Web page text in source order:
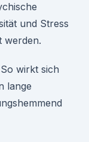
und Stress
werden.
wirkt sich
lange